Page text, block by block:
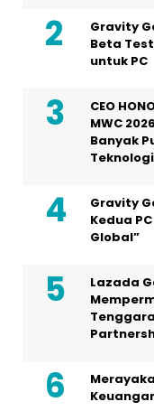
Gravity
Beta
untuk PC
CEO
MWC
Banyak
Gravity
Kedua
Global”
Lazada